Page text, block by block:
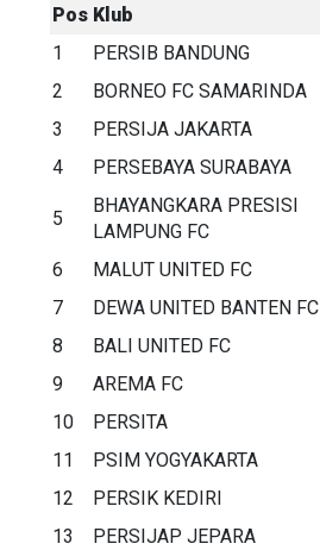
Pos Klub
1
PERSIB BANDUNG
2
BORNEO FC SAMARINDA
3
PERSIJA JAKARTA
4
PERSEBAYA SURABAYA
5
BHAYANGKARA PRESISI
LAMPUNG FC
6 MALUT UNITED FC
7
DEWA UNITED BANTEN FC
8
BALI UNITED FC
9
AREMA FC
10
PERSITA
11
PSIM YOGYAKARTA
12
PERSIK KEDIRI
13
PERSIJAP JEPARA